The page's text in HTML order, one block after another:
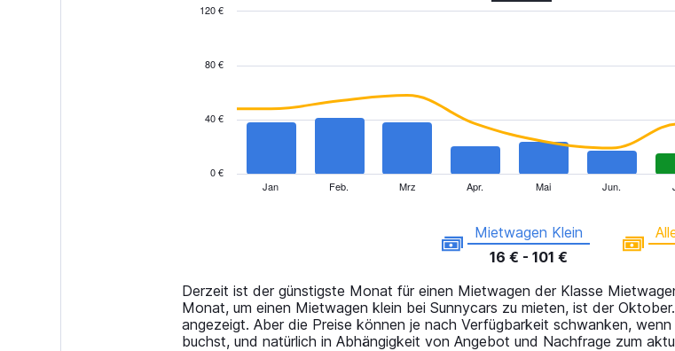
has
14
categories.
The
chart
Jan Feb. Mrz Apr. Mai Jun.
0 €
40 €
80 €
120 €
Mietwagen Klein
16 € - 101 €
Derzeit ist der günstigste Monat für einen Mietwagen der Klasse
Monat, um einen Mietwagen klein bei Sunnycars zu mieten, ist der
angezeigt. Aber die Preise können je nach Verfügbarkeit schwanken,
buchst, und natürlich in Abhängigkeit von Angebot und Nachfrage zum